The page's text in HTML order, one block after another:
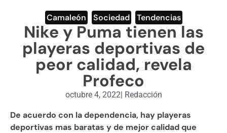
ENGLISH SECTION
VIDEOS
Camaleón Sociedad Tendencias
Nike y Puma tienen las
playeras deportivas de
peor calidad, revela
Profeco
octubre 4, 2022| Redacción
De acuerdo con la dependencia, hay playeras
deportivas mas baratas y de mejor calidad que